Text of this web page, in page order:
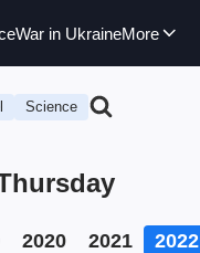
War in UkraineMore
Science
2020 2021 2022